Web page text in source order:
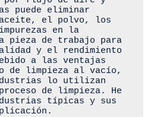
puede eliminar
aceite, el polvo, los
en la
pieza de trabajo para
y el rendimiento
a las ventajas
de limpieza al vacío,
lo utilizan
de limpieza. He
típicas y sus